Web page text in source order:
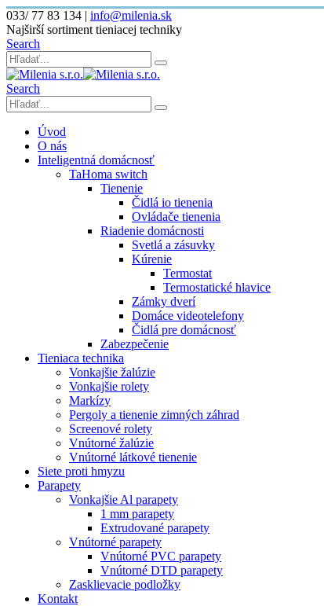
033/ 77 83 134 | info@milenia.sk
Najširší sortiment tieniacej techniky
Search
Search
Úvod
O nás
Inteligentná domácnosť
TaHoma switch
Tienenie
Čidlá io tienenia
Ovládače tienenia
Riadenie domácnosti
Svetlá a zásuvky
Kúrenie
Termostat
Termostatické hlavice
Zámky dverí
Domáce videotelefony
Čidlá pre domácnosť
Zabezpečenie
Tieniaca technika
Vonkajšie žalúzie
Vonkajšie rolety
Markízy
Pergoly a tienenie zimných záhrad
Screenové rolety
Vnútorné žalúzie
Vnútorné látkové tienenie
Siete proti hmyzu
Parapety
Vonkajšie Al parapety
1 mm parapety
Extrudované parapety
Vnútorné parapety
Vnútorné PVC parapety
Vnútorné DTD parapety
Zasklievacie podložky
Kontakt